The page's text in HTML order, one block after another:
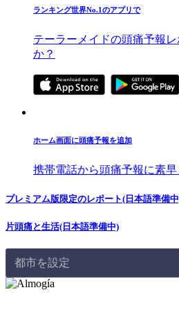
ランキング世界No.1のアプリで
テーラーメイドの頭痛予報
か？
ホーム画面に頭痛予報を追加
携帯電話から頭痛予報に素早
プレミアム版限定のレポート(日本語準備
片頭痛と生活(日本語準備中)
都市を設定